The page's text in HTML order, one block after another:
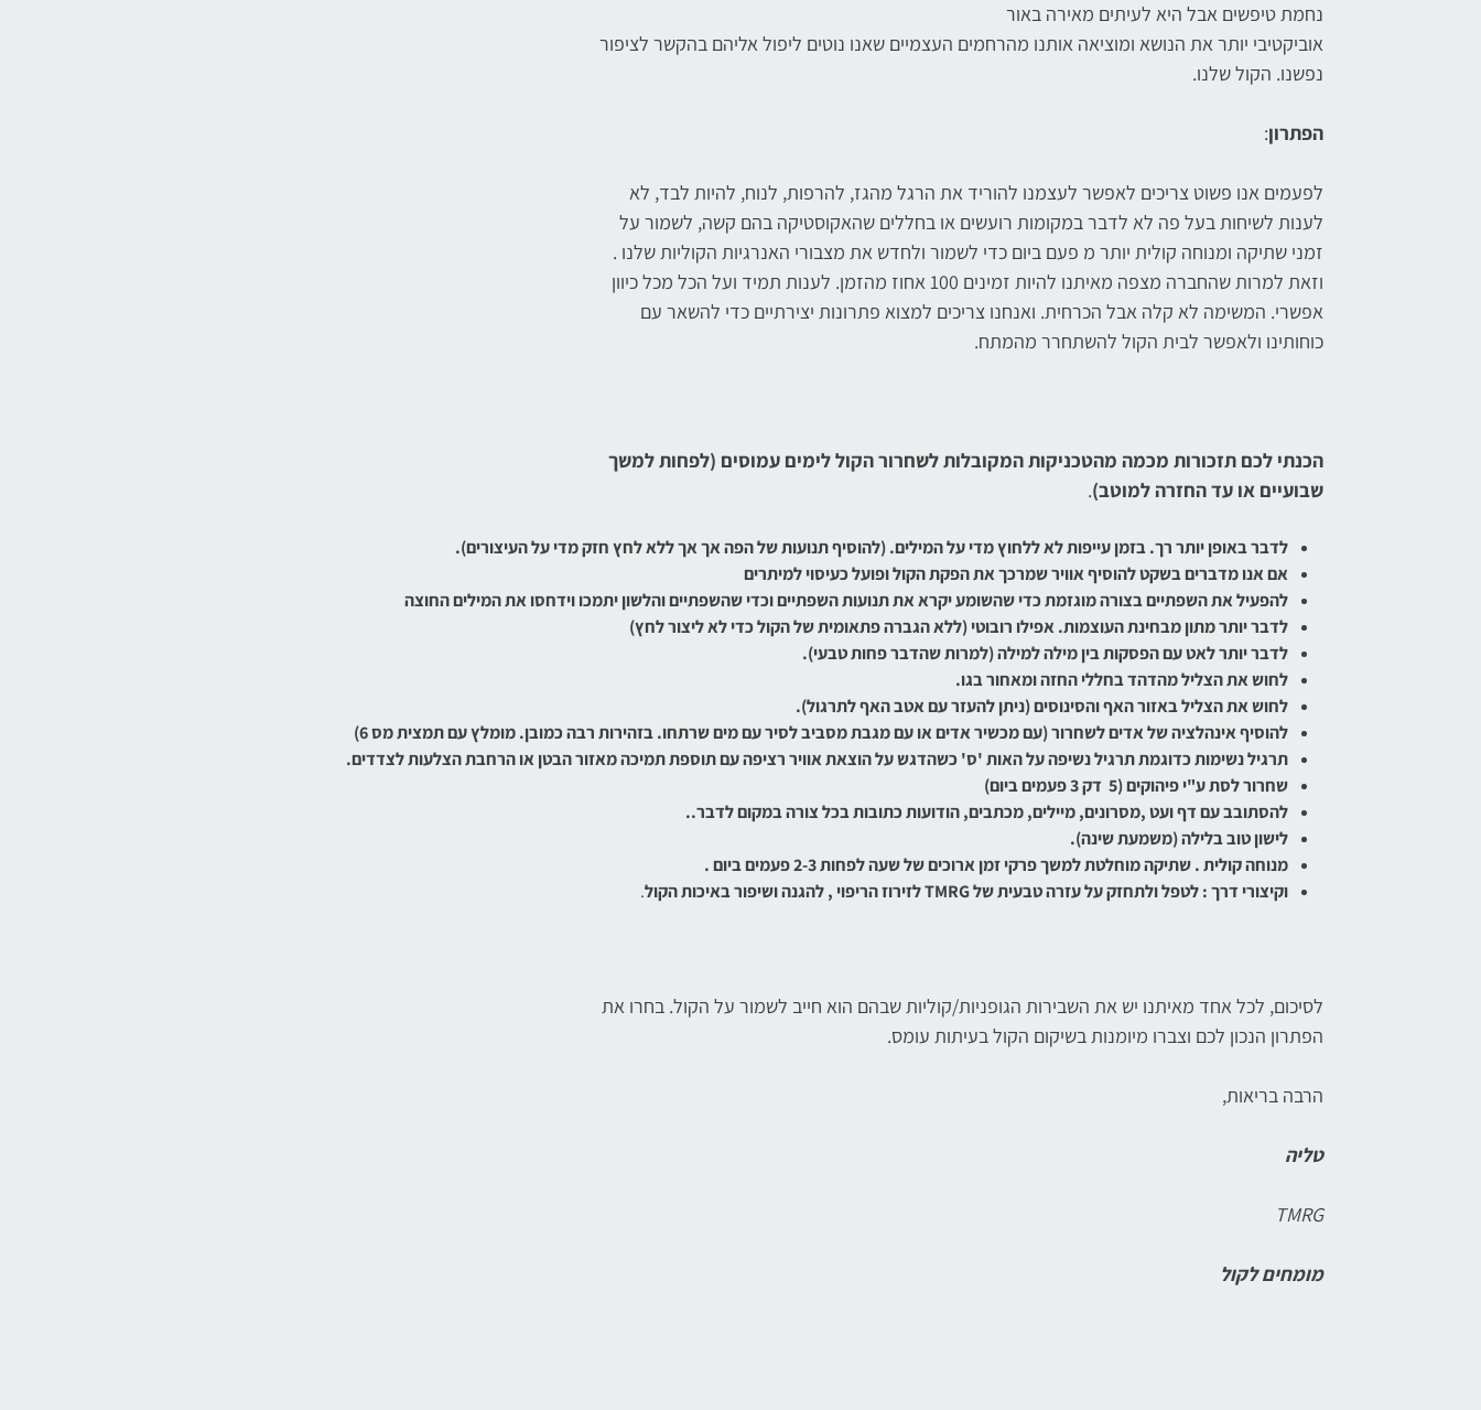
נחמת טיפשים אבל היא לעיתים מאירה באור
אוביקטיבי יותר את הנושא ומוציאה אותנו מהרחמים העצמיים שאנו נוטים ליפול אליהם בהקשר לציפור
נפשנו. הקול שלנו.
הפתרון:
לפעמים אנו פשוט צריכים לאפשר לעצמנו להוריד את הרגל מהגז, להרפות, לנוח, להיות לבד, לא
לענות לשיחות בעל פה לא לדבר במקומות רועשים או בחללים שהאקוסטיקה בהם קשה, לשמור על
זמני שתיקה ומנוחה קולית יותר מ פעם ביום כדי לשמור ולחדש את מצבורי האנרגיות הקוליות שלנו .
וזאת למרות שהחברה מצפה מאיתנו להיות זמינים 100 אחוז מהזמן. לענות תמיד ועל הכל מכל כיוון
אפשרי. המשימה לא קלה אבל הכרחית. ואנחנו צריכים למצוא פתרונות יצירתיים כדי להשאר עם
כוחותינו ולאפשר לבית הקול להשתחרר מהמתח.
הכנתי לכם תזכורות מכמה מהטכניקות המקובלות לשחרור הקול לימים עמוסים (לפחות למשך
שבועיים או עד החזרה למוטב).
לדבר באופן יותר רך. בזמן עייפות לא ללחוץ מדי על המילים. (להוסיף תנועות של הפה אך אך ללא לחץ חזק מדי על העיצורים).
אם אנו מדברים בשקט להוסיף אוויר שמרכך את הפקת הקול ופועל כעיסוי למיתרים
להפעיל את השפתיים בצורה מוגזמת כדי שהשומע יקרא את תנועות השפתיים וכדי שהשפתיים והלשון יתמכו וידחסו את המילים החוצה
לדבר יותר מתון מבחינת העוצמות. אפילו רובוטי (ללא הגברה פתאומית של הקול כדי לא ליצור לחץ)
לדבר יותר לאט עם הפסקות בין מילה למילה (למרות שהדבר פחות טבעי).
לחוש את הצליל מהדהד בחללי החזה ומאחור בגו.
לחוש את הצליל באזור האף והסינוסים (ניתן להעזר עם אטב האף לתרגול).
להוסיף אינהלציה של אדים לשחרור (עם מכשיר אדים או עם מגבת מסביב לסיר עם מים שרתחו. בזהירות רבה כמובן. מומלץ עם תמצית מס 6)
תרגיל נשימות כדוגמת תרגיל נשיפה על האות 'ס' כשהדגש על הוצאת אוויר רציפה עם תוספת תמיכה מאזור הבטן או הרחבת הצלעות לצדדים.
שחרור לסת ע"י פיהוקים (5 דק 3 פעמים ביום)
להסתובב עם דף ועט ,מסרונים, מיילים, מכתבים, הודועות כתובות בכל צורה במקום לדבר..
לישון טוב בלילה (משמעת שינה).
מנוחה קולית . שתיקה מוחלטת למשך פרקי זמן ארוכים של שעה לפחות 2-3 פעמים ביום .
וקיצורי דרך : לטפל ולתחזק על עזרה טבעית שלTMRGלזירוז הריפוי , להגנה ושיפור באיכות הקול.
לסיכום, לכל אחד מאיתנו יש את השבירות הגופניות/קוליות שבהם הוא חייב לשמור על הקול. בחרו את
הפתרון הנכון לכם וצברו מיומנות בשיקום הקול בעיתות עומס.
הרבה בריאות,
טליה
TMRG
מומחים לקול